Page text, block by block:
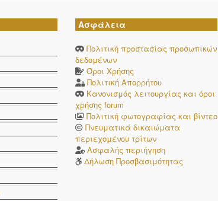
Ασφάλεια
Πολιτική προστασίας προσωπικών
δεδομένων
Όροι Χρήσης
Πολιτική Απορρήτου
Κανονισμός λειτουργίας και όροι
χρήσης forum
Πολιτική φωτογραφίας και βίντεο
Πνευματικά δικαιώματα
περιεχομένου τρίτων
Ασφαλής περιήγηση
Δήλωση Προσβασιμότητας